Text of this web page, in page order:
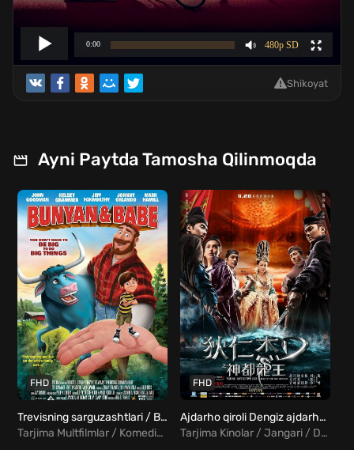
Shikoyat
Ayni Paytda Tamosha Qilinmoqda
FHD
Trevisning sarguzashtlari / Banyan va chaqaloq Uzbek tilida
Tarjima Multfilmlar / Komediya / Sarguzasht / Oilaviy / Fentezi
FHD
Ajdarho qiroli Dengiz ajdarhosining yuksalishi Uzbek tilida
Tarjima Kinolar / Jangari / Detektiv / Sarguzasht / Fentezi / Xorij Kinolar Uzbek Tilida